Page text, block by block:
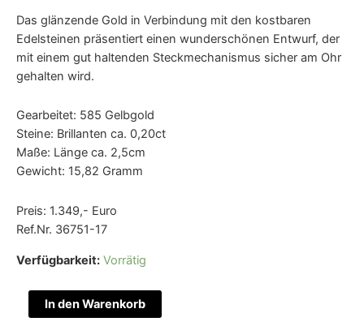
Das glänzende Gold in Verbindung mit den kostbaren
Edelsteinen präsentiert einen wunderschönen Entwurf, der
mit einem gut haltenden Steckmechanismus sicher am Ohr
gehalten wird.
Gearbeitet: 585 Gelbgold
Steine: Brillanten ca. 0,20ct
Maße: Länge ca. 2,5cm
Gewicht: 15,82 Gramm
Preis: 1.349,- Euro
Ref.Nr. 36751-17
Verfügbarkeit: Vorrätig
Funkelnde
Klassiker
In den Warenkorb